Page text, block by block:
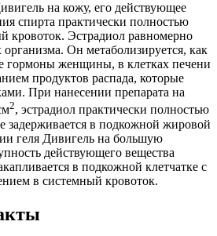
на кожу, его действующее
спирта практически полностью
кровоток. Эстрадиол равномерно
организма. Он метаболизируется, как
гормоны женщины, в клетках печени
продуктов распада, которые
При нанесении препарата на
2, эстрадиол практически полностью
задерживается в подкожной жировой
геля Дивигель на большую
действующего вещества
в подкожной клетчатке с
в системный кровоток.